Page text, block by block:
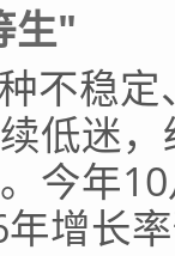
生"
不稳
低迷
今年
增长